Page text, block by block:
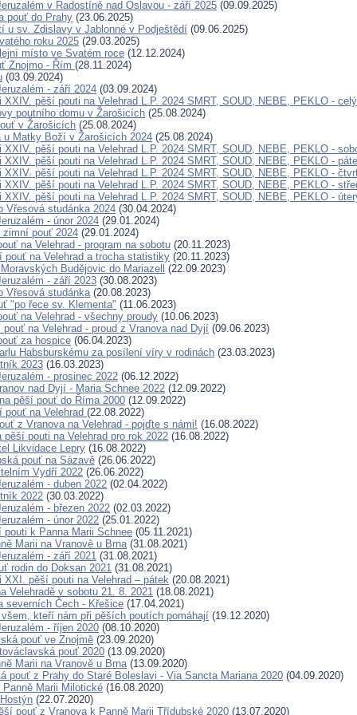
v Radostíně nad Oslavou - září 2025 (09.09.2025)
pouť do Prahy (23.06.2025)
u sv. Zdislavy v Jablonné v Podještědí (09.06.2025)
roku 2025 (29.03.2025)
místo ve Svatém roce (12.12.2024)
Znojmo - Řím (28.11.2024)
(03.09.2024)
- září 2024 (03.09.2024)
XXIV. pěší pouti na Velehrad L.P. 2024 SMRT, SOUD, NEBE, PEKLO -
poutního domu v Žarošicích (25.08.2024)
v Žarošicích (25.08.2024)
u Matky Boží v Žarošicích 2024 (25.08.2024)
XXIV. pěší pouti na Velehrad L.P. 2024 SMRT, SOUD, NEBE, PEKLO -
XXIV. pěší pouti na Velehrad L.P. 2024 SMRT, SOUD, NEBE, PEKLO -
XXIV. pěší pouti na Velehrad L.P. 2024 SMRT, SOUD, NEBE, PEKLO -
XXIV. pěší pouti na Velehrad L.P. 2024 SMRT, SOUD, NEBE, PEKLO -
XXIV. pěší pouti na Velehrad L.P. 2024 SMRT, SOUD, NEBE, PEKLO -
Vřesová studánka 2024 (30.04.2024)
- únor 2024 (29.01.2024)
zimní pouť 2024 (29.01.2024)
na Velehrad - program na sobotu (20.11.2023)
pouť na Velehrad a trocha statistiky (20.11.2023)
Budějovic do Mariazell
(22.09.2023)
- září 2023 (30.08.2023)
Vřesová studánka(20.08.2023)
"po řece sv. Klementa" (11.06.2023)
na Velehrad - všechny proudy (10.06.2023)
na Velehrad - proud z Vranova nad Dyjí (09.06.2023)
za hospice (06.04.2023)
Habsburskému za posílení víry v rodinách (23.03.2023)
2023 (16.03.2023)
- prosinec 2022 (06.12.2022)
nad Dyjí - Maria Schnee 2022 (12.09.2022)
pěší pouť do Říma 2000 (12.09.2022)
pouť na Velehrad (22.08.2022)
z Vranova na Velehrad - pojďte s námi! (16.08.2022)
pěší pouti na Velehrad pro rok 2022 (16.08.2022)
Likvidace Lepry (16.08.2022)
pouť na Sázavě (26.06.2022)
Vydří 2022 (26.06.2022)
- duben 2022 (02.04.2022)
2022 (30.03.2022)
- březen 2022 (02.03.2022)
- únor 2022 (25.01.2022)
k Panna Marii Schnee (05.11.2021)
Marii na Vranově u Brna(31.08.2021)
- září 2021 (31.08.2021)
rodin do Doksan 2021 (31.08.2021)
XXI. pěší pouti na Velehrad – pátek (20.08.2021)
Velehradě v sobotu 21. 8. 2021 (18.08.2021)
severních Čech - Křešice (17.04.2021)
kteří nám při pěších poutích pomáhají (19.12.2020)
- říjen 2020 (08.10.2020)
pouť ve Znojmě (23.09.2020)
pouť 2020 (13.09.2020)
Marii na Vranově u Brna(13.09.2020)
pouť z Prahy do Staré Boleslavi - Via Sancta Mariana 2020 (04.09.2020)
Marii Milotické (16.08.2020)
(22.07.2020)
pouť z Vranova k Panně Marii Třídubské 2020 (13.07.2020)